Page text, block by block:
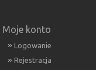
Moje konto
Logowanie
Rejestracja